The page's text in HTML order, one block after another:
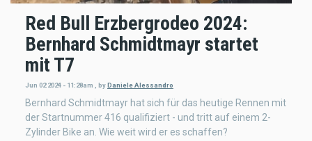
Red Bull Erzbergrodeo 2024:
Bernhard Schmidtmayr startet
mit T7
Jun 02 2024 - 11:28am , by Daniele Alessandro
Bernhard Schmidtmayr hat sich für das heutige Rennen mit
der Startnummer 416 qualifiziert - und tritt auf einem 2-
Zylinder Bike an. Wie weit wird er es schaffen?